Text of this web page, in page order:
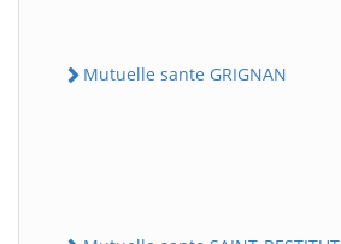
Mutuelle sante GRIGNAN